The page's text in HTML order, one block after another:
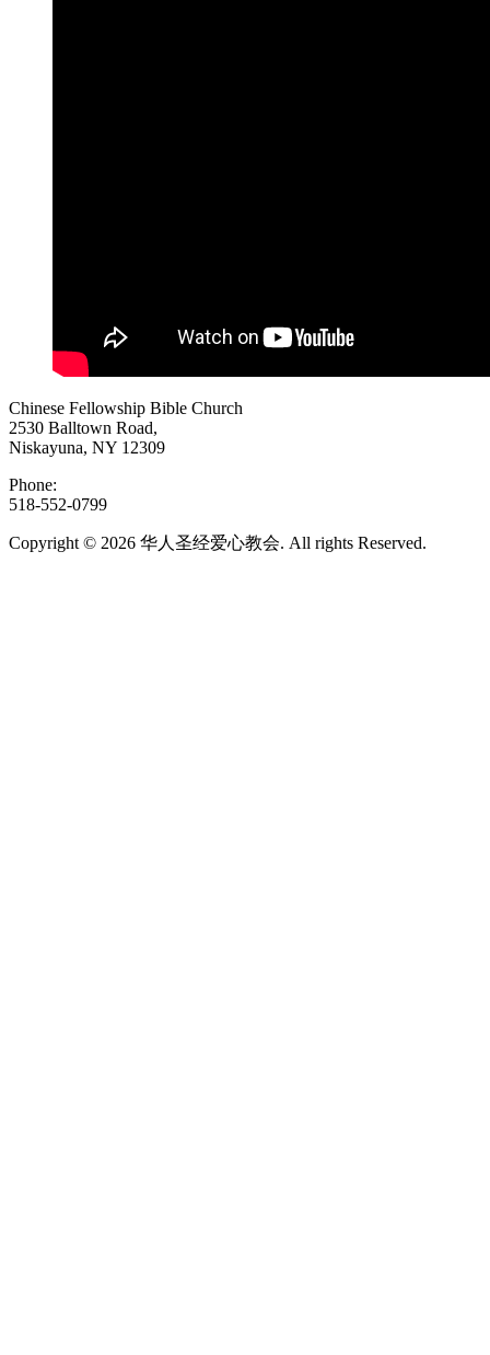
Chinese Fellowship Bible Church
2530 Balltown Road,
Niskayuna, NY 12309
Phone:
518-552-0799
Copyright © 2026 华人圣经爱心教会. All rights Reserved.